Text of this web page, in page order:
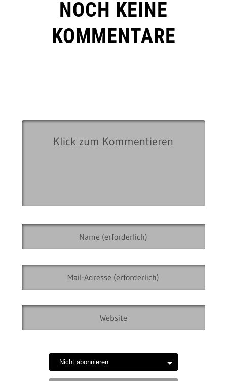
NOCH KEINE
KOMMENTARE